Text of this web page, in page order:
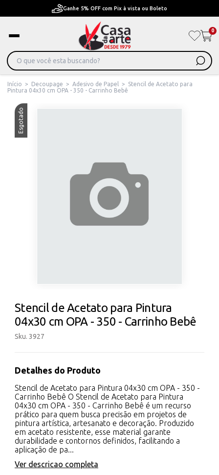
Ganhe 5% OFF com Pix à vista ou Boleto
0
Início > Decoupage > Adesivo de Papel >
Stencil de Acetato para
Pintura 04x30 cm OPA - 350 - Carrinho Bebê
Esgotado
Stencil de Acetato para Pintura
04x30 cm OPA - 350 - Carrinho Bebê
Sku. 3927
Detalhes do Produto
Stencil de Acetato para Pintura 04x30 cm OPA - 350 -
Carrinho Bebê O Stencil de Acetato para Pintura
04x30 cm OPA - 350 - Carrinho Bebê é um recurso
prático para quem busca precisão em projetos de
pintura artística, artesanato e decoração. Produzido
em acetato resistente, esse material garante
durabilidade e contornos definidos, facilitando a
aplicação de pa...
Ver descricao completa